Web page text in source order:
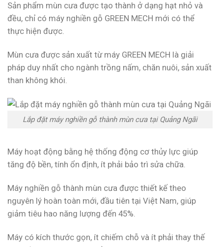
Sản phẩm mùn cưa được tạo thành ở dạng hạt nhỏ và
đều, chỉ có máy nghiền gỗ GREEN MECH mới có thể
thực hiện được.
Mùn cưa được sản xuất từ máy GREEN MECH là giải
pháp duy nhất cho ngành trồng nấm, chăn nuôi, sản xuất
than không khói.
Lắp đặt máy nghiền gỗ thành mùn cưa tại Quảng Ngãi
Máy hoạt động bằng hệ thống động cơ thủy lực giúp
tăng độ bền, tính ổn định, ít phải bảo trì sửa chữa.
Máy nghiền gỗ thành mùn cưa được thiết kế theo
nguyên lý hoàn toàn mới, đầu tiên tại Việt Nam, giúp
giảm tiêu hao năng lượng đến 45%.
Máy có kích thước gọn, ít chiếm chỗ và ít phải thay thế